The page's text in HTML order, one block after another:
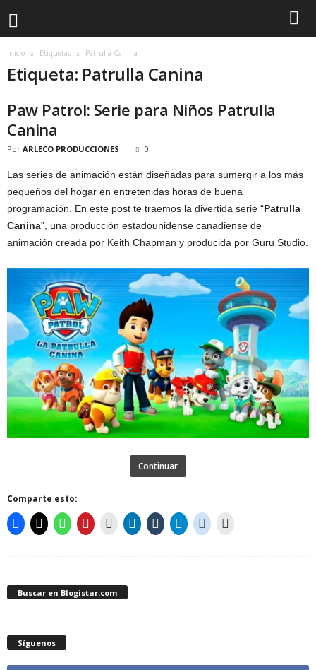
Inicio Etiquetas Patrulla Canina
Etiqueta: Patrulla Canina
Paw Patrol: Serie para Niños Patrulla
Canina
Por ARLECO PRODUCCIONES 0
Las series de animación están diseñadas para sumergir a los más
pequeños del hogar en entretenidas horas de buena
programación. En este post te traemos la divertida serie “Patrulla
Canina”, una producción estadounidense canadiense de
animación creada por Keith Chapman y producida por Guru Studio.
Continuar
Comparte esto:
Buscar en Blogistar.com
Síguenos